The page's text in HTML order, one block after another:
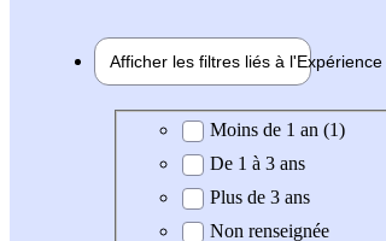
Afficher les filtres liés à l'Expérience
Expérience demandée
Moins de 1 an (1)
De 1 à 3 ans
Plus de 3 ans
Non renseignée